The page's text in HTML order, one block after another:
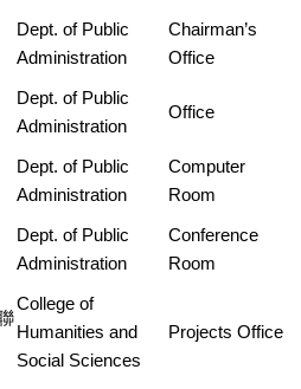
Dept. of Public
Administration
Chairman’s
Office
Dept. of Public
Administration
Office
Dept. of Public
Administration
Computer
Room
Dept. of Public
Administration
Conference
Room
College of
Humanities and
Social Sciences
Projects Office